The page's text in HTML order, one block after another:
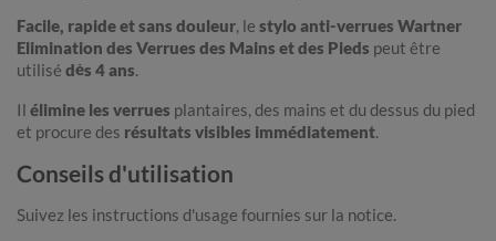
Facile, rapide et sans douleur, le stylo anti-verrues Wartner
Elimination des Verrues des Mains et des Pieds peut être
utilisé dès 4 ans.
Il élimine les verrues plantaires, des mains et du dessus du pied
et procure des résultats visibles immédiatement.
Conseils d'utilisation
Suivez les instructions d'usage fournies sur la notice.